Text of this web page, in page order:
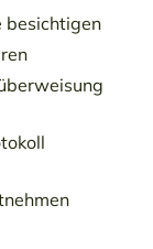
besichtigen